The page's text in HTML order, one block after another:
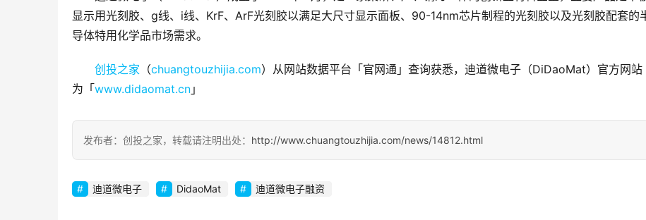
显示用光刻胶、g线、i线、KrF、ArF光刻胶以满足大尺寸显示面板、90-14nm芯片制程的光刻胶以及光刻胶配套的
导体特用化学品市场需求。
创投之家 （chuangtouzhijia.com）从网站数据平台「官网通」查询获悉，迪道微电子（DiDaoMat）官方网站
为「www.didaomat.cn 」
发布者：创投之家，转载请注明出处： http://www.chuangtouzhijia.com/news/14812.html
迪道微电子 DidaoMat 迪道微电子融资